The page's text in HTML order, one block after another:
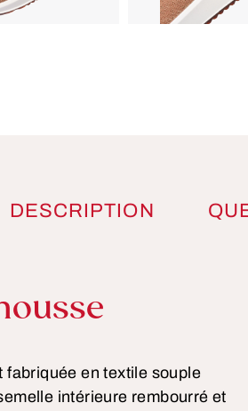
DESCRIPTION
fabriquée en textile souple
intérieure rembourré et